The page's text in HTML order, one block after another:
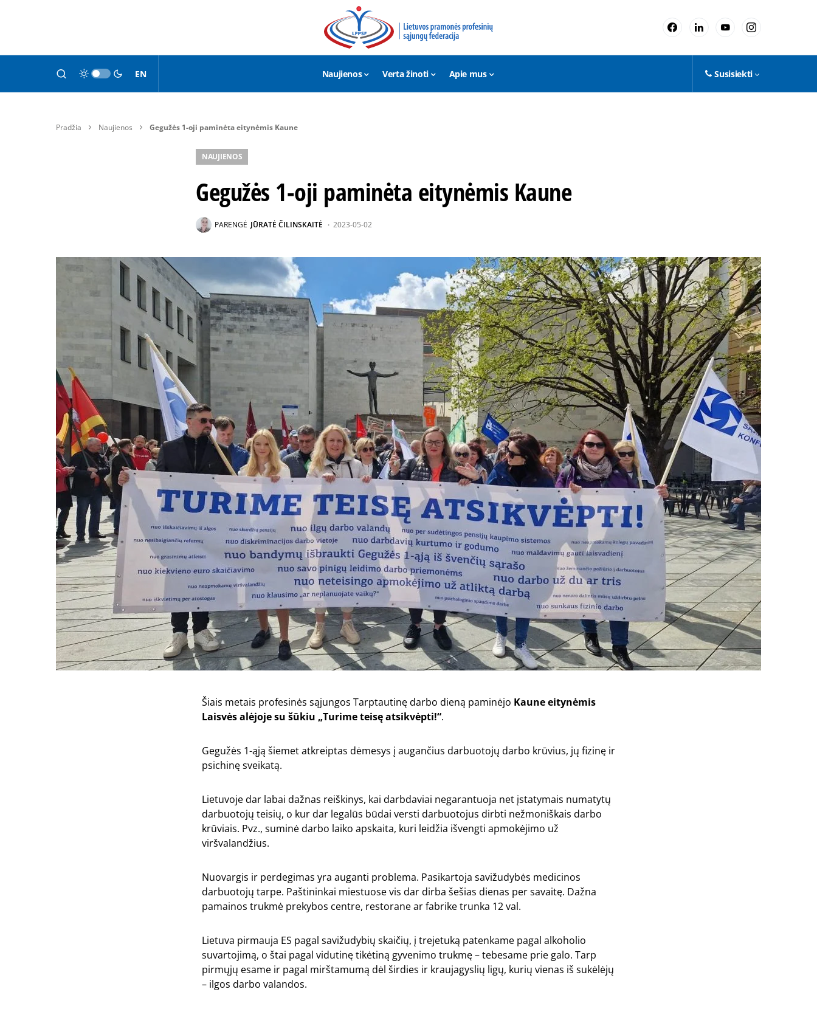
EN Naujienos Verta žinoti Apie mus Susisiekti
Pradžia Naujienos Gegužės 1-oji paminėta eitynėmis Kaune
NAUJIENOS
Gegužės 1-oji paminėta eitynėmis Kaune
PARENGĖ JŪRATĖ ČILINSKAITĖ 2023-05-02
Šiais metais profesinės sąjungos Tarptautinę darbo dieną paminėjo Kaune eitynėmis
Laisvės alėjoje su šūkiu „Turime teisę atsikvėpti!“.
Gegužės 1-ąją šiemet atkreiptas dėmesys į augančius darbuotojų darbo krūvius, jų fizinę ir
psichinę sveikatą.
Lietuvoje dar labai dažnas reiškinys, kai darbdaviai negarantuoja net įstatymais numatytų
darbuotojų teisių, o kur dar legalūs būdai versti darbuotojus dirbti nežmoniškais darbo
krūviais. Pvz., suminė darbo laiko apskaita, kuri leidžia išvengti apmokėjimo už
viršvalandžius.
Nuovargis ir perdegimas yra auganti problema. Pasikartoja savižudybės medicinos
darbuotojų tarpe. Paštininkai miestuose vis dar dirba šešias dienas per savaitę. Dažna
pamainos trukmė prekybos centre, restorane ar fabrike trunka 12 val.
Lietuva pirmauja ES pagal savižudybių skaičių, į trejetuką patenkame pagal alkoholio
suvartojimą, o štai pagal vidutinę tikėtiną gyvenimo trukmę – tebesame prie galo. Tarp
pirmųjų esame ir pagal mirštamumą dėl širdies ir kraujagyslių ligų, kurių vienas iš sukėlėjų
– ilgos darbo valandos.